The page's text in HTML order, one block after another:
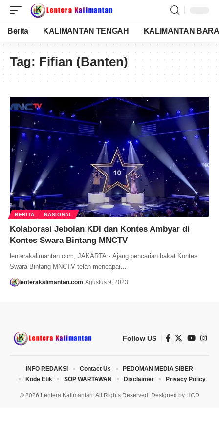
Berita KALIMANTAN TENGAH KALIMANTAN
Tag: Fifian (Banten)
BERITA NASIONAL
Kolaborasi Jebolan KDI dan Kontes Ambyar di
Kontes Swara Bintang MNCTV
lenterakalimantan.com, JAKARTA - Ajang pencarian bakat Kontes
Swara Bintang MNCTV telah mencapai…
lenterakalimantan.com Agustus 9, 2023
Follow US
© 2026 Lentera Kalimantan. All Rights Reserved. Designed by HCD
INFO REDAKSI Contact Us
PEDOMAN MEDIA SIBER
Kode Etik
SOP WARTAWAN Disclaimer Privacy Policy